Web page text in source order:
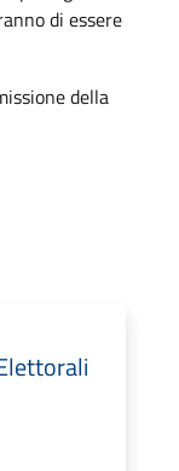
di essere
della